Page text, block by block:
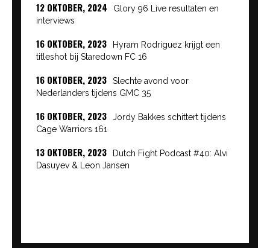
12 OKTOBER, 2024
Glory 96 Live resultaten en
interviews
16 OKTOBER, 2023
Hyram Rodriguez krijgt een
titleshot bij Staredown FC 16
16 OKTOBER, 2023
Slechte avond voor
Nederlanders tijdens GMC 35
16 OKTOBER, 2023
Jordy Bakkes schittert tijdens
Cage Warriors 161
13 OKTOBER, 2023
Dutch Fight Podcast #40: Alvi
Dasuyev & Leon Jansen